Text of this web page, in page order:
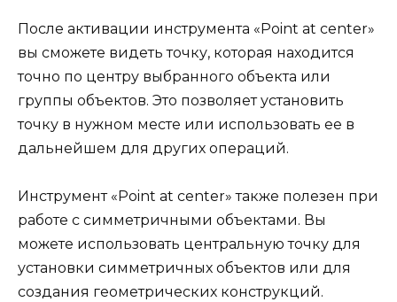
После активации инструмента «Point at center»
вы сможете видеть точку, которая находится
точно по центру выбранного объекта или
группы объектов. Это позволяет установить
точку в нужном месте или использовать ее в
дальнейшем для других операций.
Инструмент «Point at center» также полезен при
работе с симметричными объектами. Вы
можете использовать центральную точку для
установки симметричных объектов или для
создания геометрических конструкций.